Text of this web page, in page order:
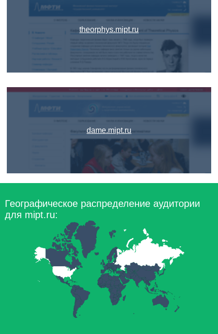
theorphys.mipt.ru
dame.mipt.ru
Географическое распределение аудитории
для mipt.ru: